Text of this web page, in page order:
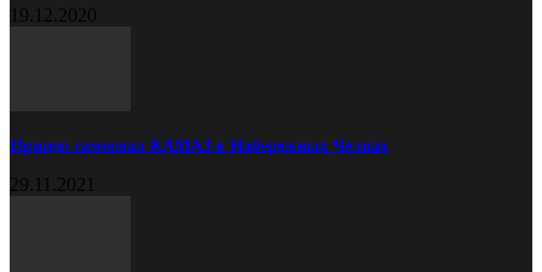
19.12.2020
Прицеп самосвал КАМАЗ в Набережных Челнах
29.11.2021